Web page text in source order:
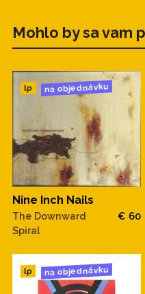
Mohlo by sa vam
lp na objednávku
Nine Inch Nails
The Downward
Spiral
€ 60
lp na objednávku